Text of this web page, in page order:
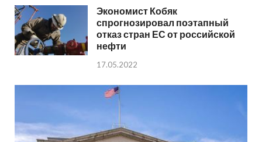
Экономист Кобяк
спрогнозировал поэтапный
отказ стран ЕС от российской
нефти
17.05.2022